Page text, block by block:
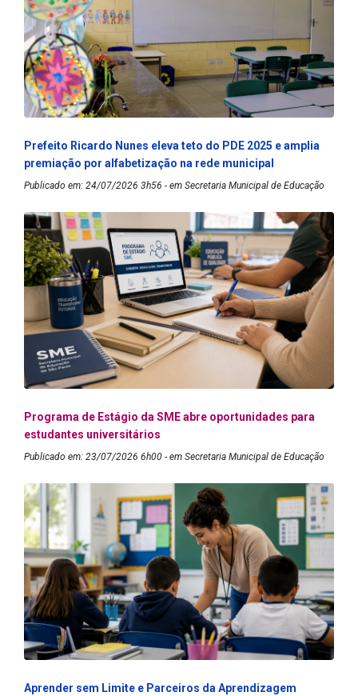
Prefeito Ricardo Nunes eleva teto do PDE 2025 e amplia
premiação por alfabetização na rede municipal
Publicado em: 24/07/2026 3h56 - em Secretaria Municipal de Educação
Programa de Estágio da SME abre oportunidades para
estudantes universitários
Publicado em: 23/07/2026 6h00 - em Secretaria Municipal de Educação
Aprender sem Limite e Parceiros da Aprendizagem